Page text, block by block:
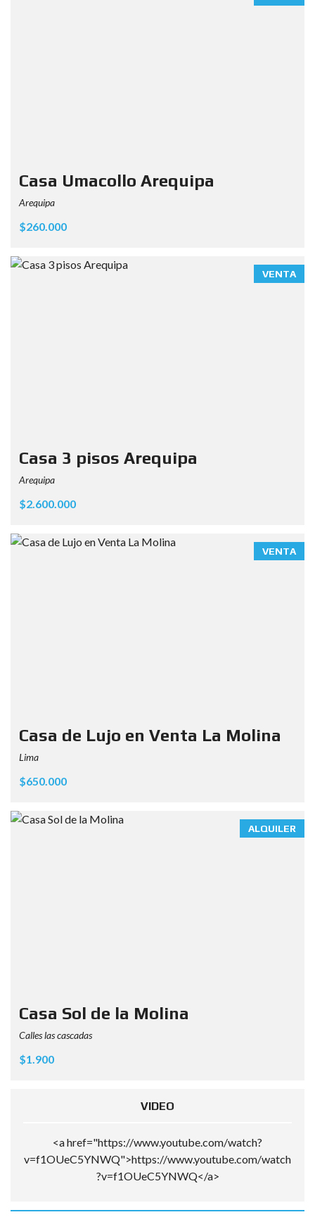
Casa Umacollo Arequipa
Arequipa
$260.000
VENTA
Casa 3 pisos Arequipa
Arequipa
$2.600.000
VENTA
Casa de Lujo en Venta La Molina
Lima
$650.000
ALQUILER
Casa Sol de la Molina
Calles las cascadas
$1.900
VIDEO
<a href="https://www.youtube.com/watch?
v=f1OUeC5YNWQ">https://www.youtube.com/watch
?v=f1OUeC5YNWQ</a>